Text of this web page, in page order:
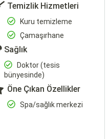
Temizlik Hizmetleri
Kuru temizleme
Çamaşırhane
Sağlık
Doktor (tesis
bünyesinde)
Öne Çıkan Özellikler
Spa/sağlık merkezi